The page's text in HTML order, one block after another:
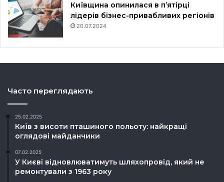
Київщина опинилася в пʼятірці
лідерів бізнес-привабливих регіонів
20.07.2024
Часто переглядають
25.02.2025
Київ з висоти пташиного польоту: найкращі
оглядові майданчики
07.02.2025
У Києві відновлюватимуть шляхопровід, який не
ремонтували з 1963 року